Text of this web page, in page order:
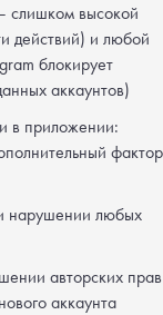
слишком высокой
действий) и любой
блокирует
аккаунтов)
в приложении:
фактор
нарушении любых
авторских прав
аккаунта